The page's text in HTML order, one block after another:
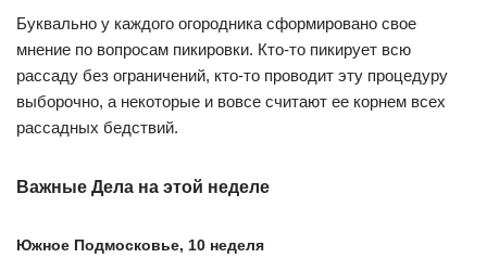
Буквально у каждого огородника сформировано свое
мнение по вопросам пикировки. Кто-то пикирует всю
рассаду без ограничений, кто-то проводит эту процедуру
выборочно, а некоторые и вовсе считают ее корнем всех
рассадных бедствий.
Важные Дела на этой неделе
Южное Подмосковье, 10 неделя